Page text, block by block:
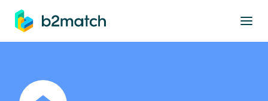
springen